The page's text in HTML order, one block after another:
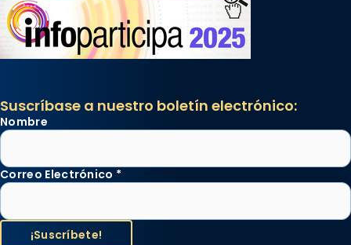
Suscríbase a nuestro boletín electrónico:
Nombre
Correo Electrónico *